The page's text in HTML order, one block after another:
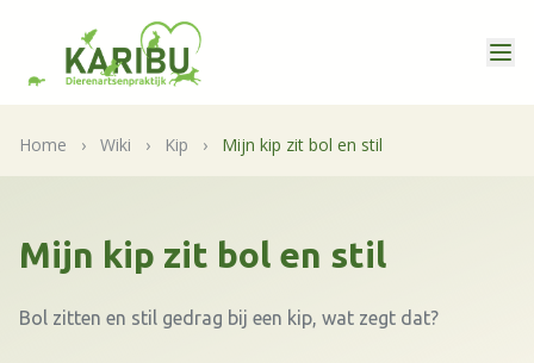
Home › Wiki › Kip › Mijn kip zit bol en stil
Mijn kip zit bol en stil
Bol zitten en stil gedrag bij een kip, wat zegt dat?